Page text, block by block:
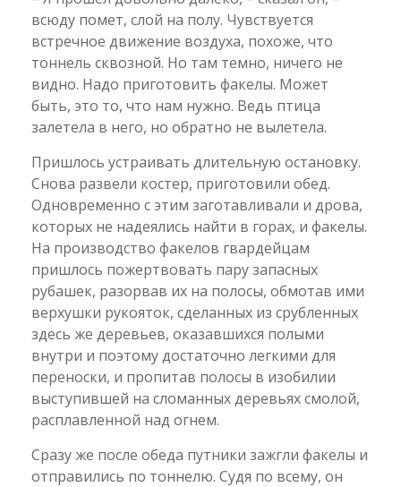
всюду помет, слой на полу. Чувствуется
встречное движение воздуха, похоже, что
тоннель сквозной. Но там темно, ничего не
видно. Надо приготовить факелы. Может
быть, это то, что нам нужно. Ведь птица
залетела в него, но обратно не вылетела.
Пришлось устраивать длительную остановку.
Снова развели костер, приготовили обед.
Одновременно с этим заготавливали и дрова,
которых не надеялись найти в горах, и факелы.
На производство факелов гвардейцам
пришлось пожертвовать пару запасных
рубашек, разорвав их на полосы, обмотав ими
верхушки рукояток, сделанных из срубленных
здесь же деревьев, оказавшихся полыми
внутри и поэтому достаточно легкими для
переноски, и пропитав полосы в изобилии
выступившей на сломанных деревьях смолой,
расплавленной над огнем.
Сразу же после обеда путники зажгли факелы и
отправились по тоннелю. Судя по всему, он